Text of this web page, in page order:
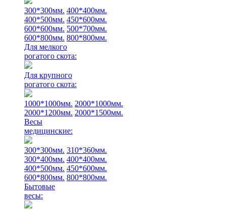
300*300мм. 400*400мм.
400*500мм. 450*600мм.
600*600мм. 500*700мм.
600*800мм. 800*800мм.
Для мелкого
рогатого скота:
Для крупного
рогатого скота:
1000*1000мм. 2000*1000мм.
2000*1200мм. 2000*1500мм.
Весы
медицинские:
300*300мм. 310*360мм.
300*400мм. 400*400мм.
400*500мм. 450*600мм.
600*800мм. 800*800мм.
Бытовые
весы: